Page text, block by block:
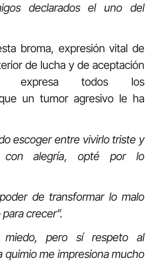
declarados el uno del
broma, expresión vital de
de lucha y de aceptación
expresa todos los
un tumor agresivo le ha
escoger entre vivirlo triste y
con alegría, opté por lo
de transformar lo malo
crecer”.
miedo, pero sí respeto al
quimio me impresiona mucho